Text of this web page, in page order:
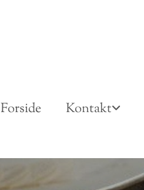
Forside Kontakt